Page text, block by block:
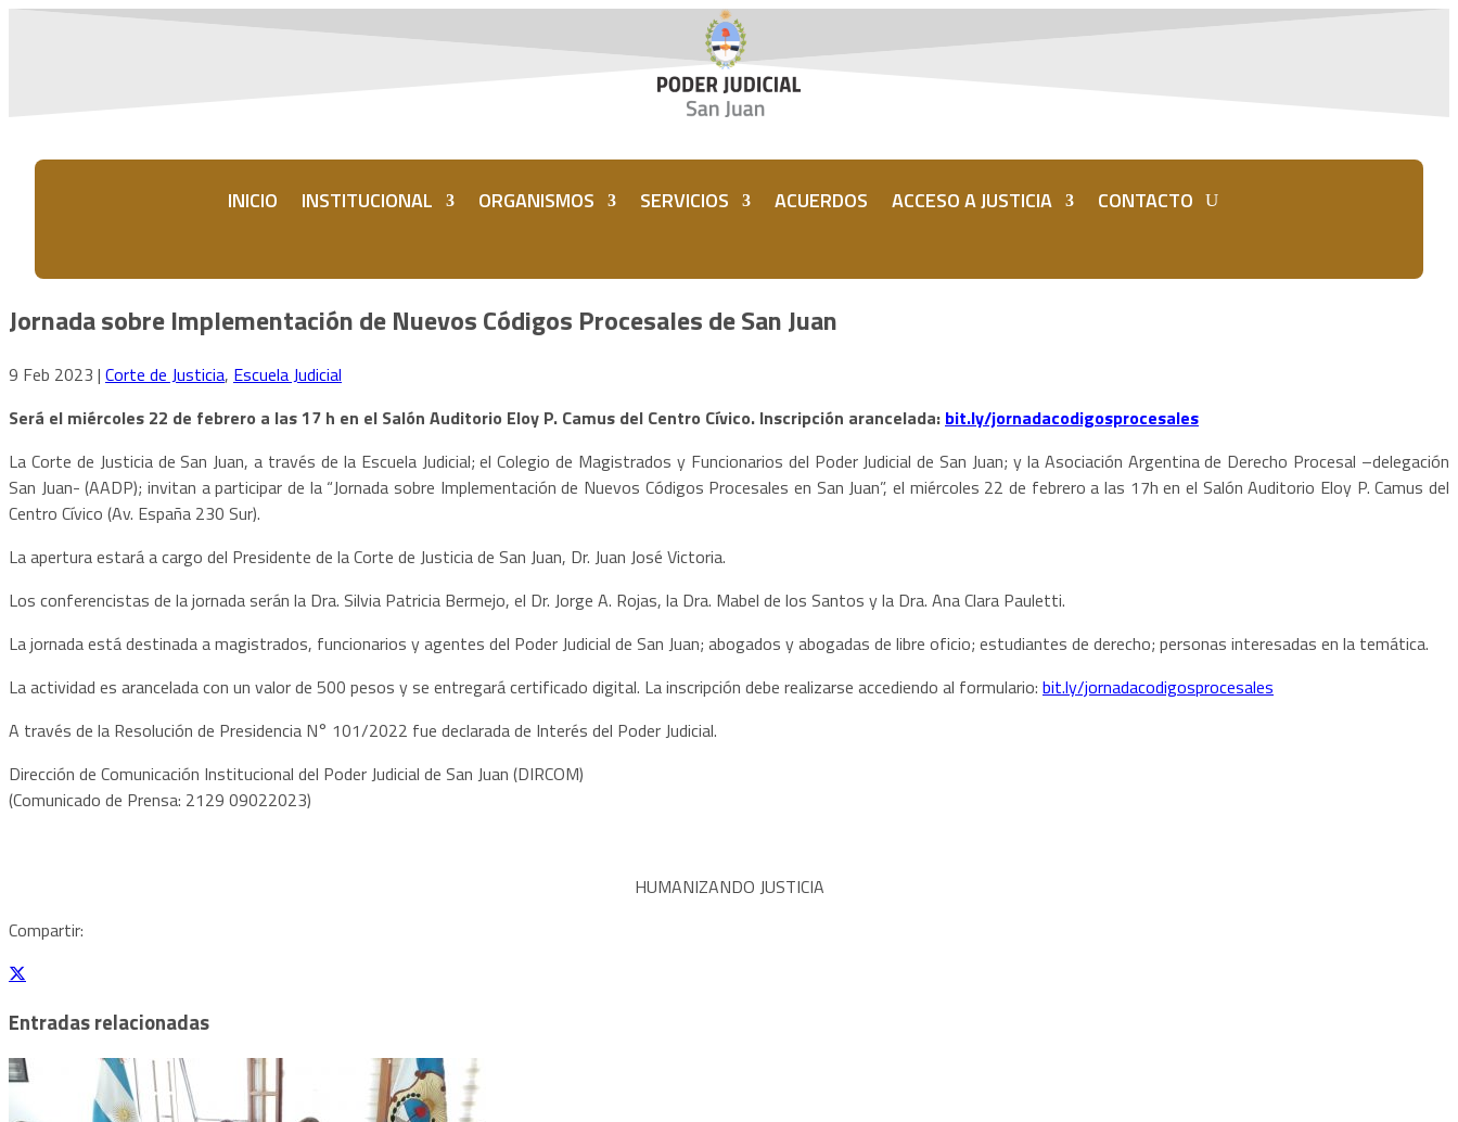
INICIO INSTITUCIONAL ORGANISMOS SERVICIOS ACUERDOS ACCESO A JUSTICIA CONTACTO
Jornada sobre Implementación de Nuevos Códigos Procesales de San Juan
9 Feb 2023 | Corte de Justicia, Escuela Judicial
Será el miércoles 22 de febrero a las 17 h en el Salón Auditorio Eloy P. Camus del Centro Cívico. Inscripción arancelada: bit.ly/jornadacodigosprocesales
La Corte de Justicia de San Juan, a través de la Escuela Judicial; el Colegio de Magistrados y Funcionarios del Poder Judicial de San Juan; y la Asociación Argentina de Derecho Procesal –delegación
San Juan- (AADP); invitan a participar de la “Jornada sobre Implementación de Nuevos Códigos Procesales en San Juan”, el miércoles 22 de febrero a las 17h en el Salón Auditorio Eloy P. Camus del
Centro Cívico (Av. España 230 Sur).
La apertura estará a cargo del Presidente de la Corte de Justicia de San Juan, Dr. Juan José Victoria.
Los conferencistas de la jornada serán la Dra. Silvia Patricia Bermejo, el Dr. Jorge A. Rojas, la Dra. Mabel de los Santos y la Dra. Ana Clara Pauletti.
La jornada está destinada a magistrados, funcionarios y agentes del Poder Judicial de San Juan; abogados y abogadas de libre oficio; estudiantes de derecho; personas interesadas en la temática.
La actividad es arancelada con un valor de 500 pesos y se entregará certificado digital. La inscripción debe realizarse accediendo al formulario: bit.ly/jornadacodigosprocesales
A través de la Resolución de Presidencia N° 101/2022 fue declarada de Interés del Poder Judicial.
Dirección de Comunicación Institucional del Poder Judicial de San Juan (DIRCOM)
(Comunicado de Prensa: 2129 09022023)
HUMANIZANDO JUSTICIA
Compartir:
Entradas relacionadas